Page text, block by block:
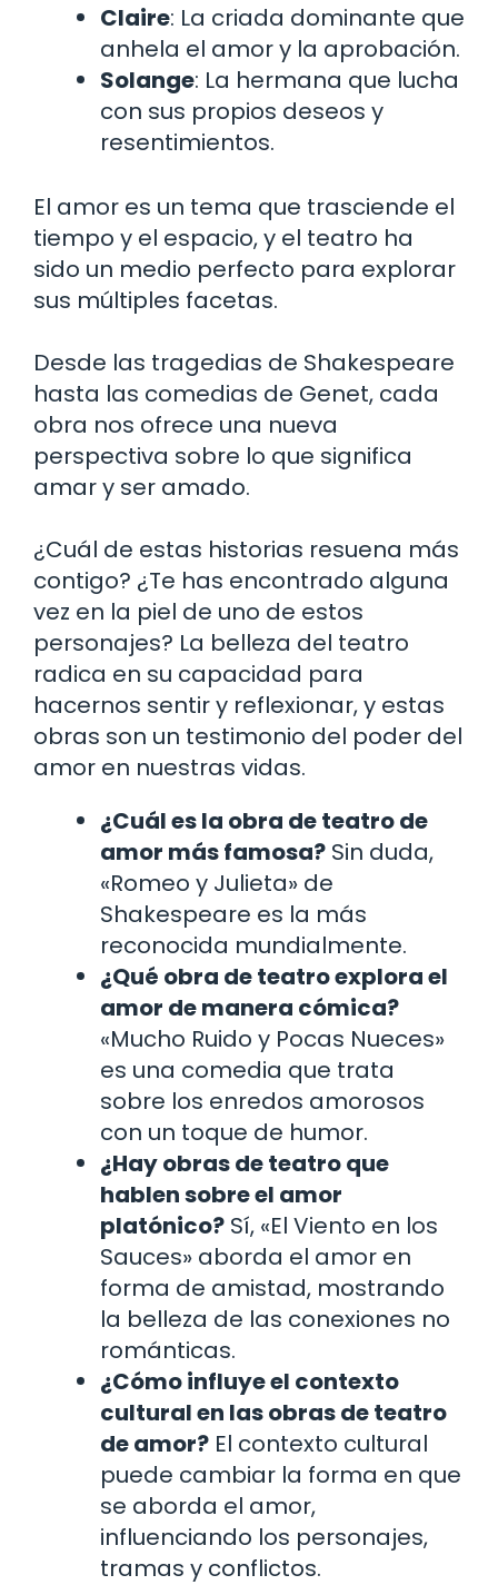
Claire: La criada dominante que
anhela el amor y la aprobación.
Solange: La hermana que lucha
con sus propios deseos y
resentimientos.
El amor es un tema que trasciende el
tiempo y el espacio, y el teatro ha
sido un medio perfecto para explorar
sus múltiples facetas.
Desde las tragedias de Shakespeare
hasta las comedias de Genet, cada
obra nos ofrece una nueva
perspectiva sobre lo que significa
amar y ser amado.
¿Cuál de estas historias resuena más
contigo? ¿Te has encontrado alguna
vez en la piel de uno de estos
personajes? La belleza del teatro
radica en su capacidad para
hacernos sentir y reflexionar, y estas
obras son un testimonio del poder del
amor en nuestras vidas.
¿Cuál es la obra de teatro de
amor más famosa? Sin duda,
«Romeo y Julieta» de
Shakespeare es la más
reconocida mundialmente.
¿Qué obra de teatro explora el
amor de manera cómica?
«Mucho Ruido y Pocas Nueces»
es una comedia que trata
sobre los enredos amorosos
con un toque de humor.
¿Hay obras de teatro que
hablen sobre el amor
platónico? Sí, «El Viento en los
Sauces» aborda el amor en
forma de amistad, mostrando
la belleza de las conexiones no
románticas.
¿Cómo influye el contexto
cultural en las obras de teatro
de amor? El contexto cultural
puede cambiar la forma en que
se aborda el amor,
influenciando los personajes,
tramas y conflictos.